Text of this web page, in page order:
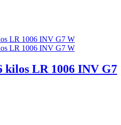
kilos LR 1006 INV G7